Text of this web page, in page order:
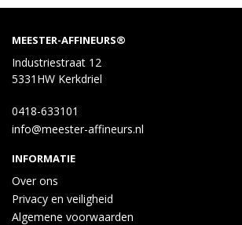
MEESTER-AFFINEURS®
Industriestraat 12
5331HW Kerkdriel
0418-633101
info@meester-affineurs.nl
INFORMATIE
Over ons
Privacy en veiligheid
Algemene voorwaarden